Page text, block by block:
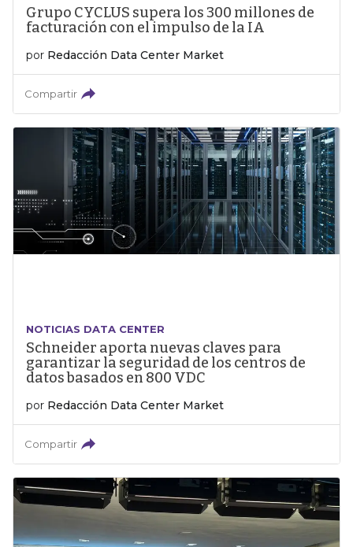
Grupo CYCLUS supera los 300 millones de
facturación con el impulso de la IA
por Redacción Data Center Market
Compartir
NOTICIAS DATA CENTER
Schneider aporta nuevas claves para
garantizar la seguridad de los centros de
datos basados en 800 VDC
por Redacción Data Center Market
Compartir